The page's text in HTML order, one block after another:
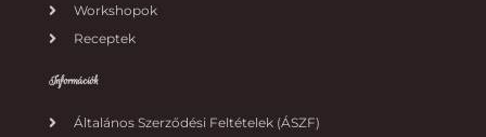
Workshopok
Receptek
Információk
Általános Szerződési Feltételek (ÁSZF)